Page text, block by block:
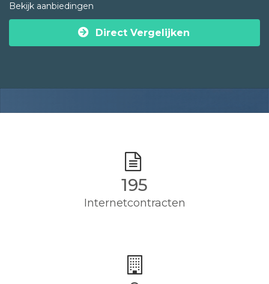
Bekijk aanbiedingen
Direct Vergelijken
195
Internetcontracten